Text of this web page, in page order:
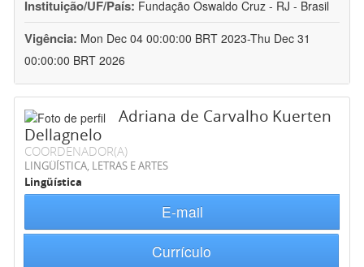
Instituição/UF/País: Fundação Oswaldo Cruz - RJ - Brasil
Vigência: Mon Dec 04 00:00:00 BRT 2023-Thu Dec 31
00:00:00 BRT 2026
Adriana de Carvalho Kuerten
Dellagnelo
COORDENADOR(A)
LINGÜÍSTICA, LETRAS E ARTES
Lingüística
E-mail
Currículo